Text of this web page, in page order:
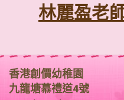
其他資歷
童軍領袖初階
特殊幼兒工作
幼稚園校長及
學前教育資歷
其他資歷
非華語幼兒的
林麗盈老
學前教育資歷
學位教師教育
幼稚園校長證
幼低班第一
幼高班第一
關栢朗老
English Team
支援老師資
彭智華先
石麗儀副校
蘇成基主
工友（由
香港創價幼稚園
九龍塘慕禮道4號